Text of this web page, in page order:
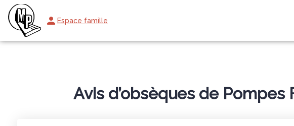
Espace famille
NOS SERVICES NOS AGENCES
Avis d’obsèques de